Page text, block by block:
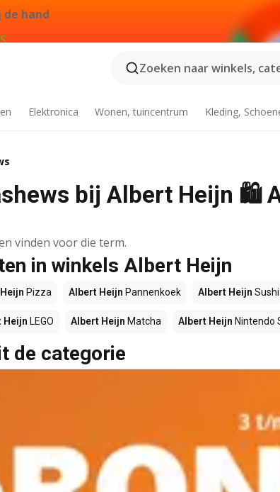
hand
Zoeken naar winkels,
Elektronica Wonen, tuincentrum Kleding,
bij Albert Heijn 🛍️
vinden voor die term.
in winkels Albert Heijn
Pizza Albert Heijn Pannenkoek Albert Heijn Sushi
Heijn LEGO Albert Heijn Matcha Albert Heijn Nintendo
de categorie